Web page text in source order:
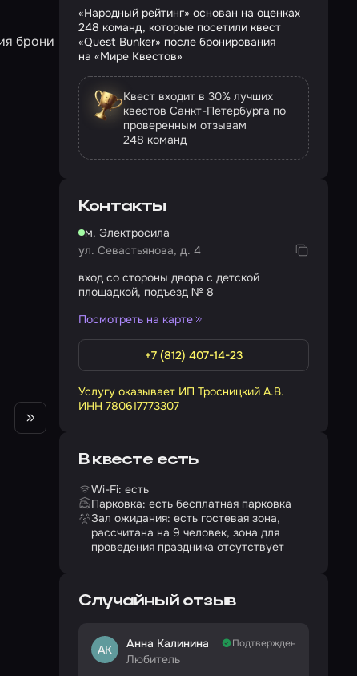
брони
«Народный рейтинг» основан на оценках
248 команд, которые посетили квест
«Quest Bunker» после бронирования
на «Мире Квестов»
Квест входит в 30% лучших
квестов Санкт-Петербурга по
проверенным отзывам
248 команд
Контакты
м. Электросила
ул. Севастьянова, д. 4
вход со стороны двора с детской
площадкой, подъезд № 8
Посмотреть на карте
+7 (812) 407-14-23
Услугу оказывает ИП Тросницкий А.В.
ИНН 780617773307
В квесте есть
Wi-Fi: есть
Парковка: есть бесплатная парковка
Зал ожидания: есть гостевая зона,
рассчитана на 9 человек, зона для
проведения праздника отсутствует
Случайный отзыв
АК
Анна Калинина
Любитель
Подтвержден